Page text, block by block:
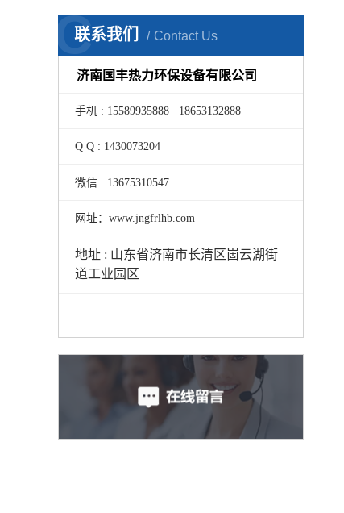
联系我们 Contact Us
C
济南国丰热力环保设备有限公司
手机 : 15589935888 18653132888
Q Q : 1430073204
微信 : 13675310547
网址：www.jngfrlhb.com
地址 : 山东省济南市长清区崮云湖街
道工业园区